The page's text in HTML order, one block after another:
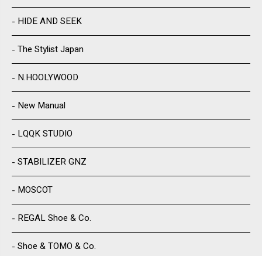
HIDE AND SEEK
The Stylist Japan
N.HOOLYWOOD
New Manual
LQQK STUDIO
STABILIZER GNZ
MOSCOT
REGAL Shoe & Co.
Shoe & TOMO & Co.